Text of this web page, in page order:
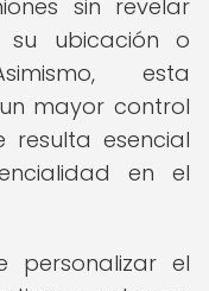
sin revelar
ubicación o
esta
mayor control
esencial
en el
personalizar el